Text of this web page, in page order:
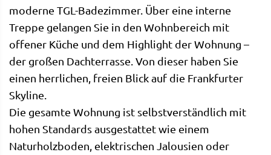
moderne TGL-Badezimmer. Über eine interne
Treppe gelangen Sie in den Wohnbereich mit
offener Küche und dem Highlight der Wohnung –
der großen Dachterrasse. Von dieser haben Sie
einen herrlichen, freien Blick auf die Frankfurter
Skyline.
Die gesamte Wohnung ist selbstverständlich mit
hohen Standards ausgestattet wie einem
Naturholzboden, elektrischen Jalousien oder